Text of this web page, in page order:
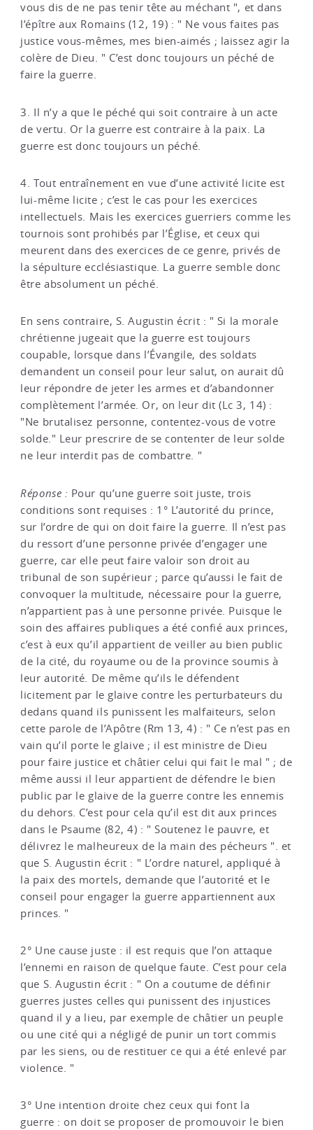
vous dis de ne pas tenir tête au méchant ", et dans
l’épître aux Romains (12, 19) : " Ne vous faites pas
justice vous-mêmes, mes bien-aimés ; laissez agir la
colère de Dieu. " C’est donc toujours un péché de
faire la guerre.
3. Il n’y a que le péché qui soit contraire à un acte
de vertu. Or la guerre est contraire à la paix. La
guerre est donc toujours un péché.
4. Tout entraînement en vue d’une activité licite est
lui-même licite ; c’est le cas pour les exercices
intellectuels. Mais les exercices guerriers comme les
tournois sont prohibés par l’Église, et ceux qui
meurent dans des exercices de ce genre, privés de
la sépulture ecclésiastique. La guerre semble donc
être absolument un péché.
En sens contraire, S. Augustin écrit : " Si la morale
chrétienne jugeait que la guerre est toujours
coupable, lorsque dans l’Évangile, des soldats
demandent un conseil pour leur salut, on aurait dû
leur répondre de jeter les armes et d’abandonner
complètement l’armée. Or, on leur dit (Lc 3, 14) :
"Ne brutalisez personne, contentez-vous de votre
solde." Leur prescrire de se contenter de leur solde
ne leur interdit pas de combattre. "
Réponse : Pour qu’une guerre soit juste, trois
conditions sont requises : 1° L’autorité du prince,
sur l’ordre de qui on doit faire la guerre. Il n’est pas
du ressort d’une personne privée d’engager une
guerre, car elle peut faire valoir son droit au
tribunal de son supérieur ; parce qu’aussi le fait de
convoquer la multitude, nécessaire pour la guerre,
n’appartient pas à une personne privée. Puisque le
soin des affaires publiques a été confié aux princes,
c’est à eux qu’il appartient de veiller au bien public
de la cité, du royaume ou de la province soumis à
leur autorité. De même qu’ils le défendent
licitement par le glaive contre les perturbateurs du
dedans quand ils punissent les malfaiteurs, selon
cette parole de l’Apôtre (Rm 13, 4) : " Ce n’est pas en
vain qu’il porte le glaive ; il est ministre de Dieu
pour faire justice et châtier celui qui fait le mal " ; de
même aussi il leur appartient de défendre le bien
public par le glaive de la guerre contre les ennemis
du dehors. C’est pour cela qu’il est dit aux princes
dans le Psaume (82, 4) : " Soutenez le pauvre, et
délivrez le malheureux de la main des pécheurs ". et
que S. Augustin écrit : " L’ordre naturel, appliqué à
la paix des mortels, demande que l’autorité et le
conseil pour engager la guerre appartiennent aux
princes. "
2° Une cause juste : il est requis que l’on attaque
l’ennemi en raison de quelque faute. C’est pour cela
que S. Augustin écrit : " On a coutume de définir
guerres justes celles qui punissent des injustices
quand il y a lieu, par exemple de châtier un peuple
ou une cité qui a négligé de punir un tort commis
par les siens, ou de restituer ce qui a été enlevé par
violence. "
3° Une intention droite chez ceux qui font la
guerre : on doit se proposer de promouvoir le bien